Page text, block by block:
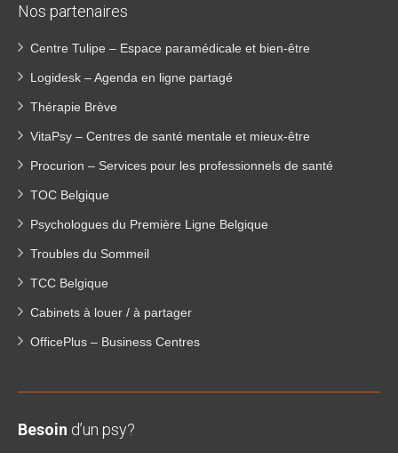
Nos partenaires
Centre Tulipe – Espace paramédicale et bien-être
Logidesk – Agenda en ligne partagé
Thérapie Brève
VitaPsy – Centres de santé mentale et mieux-être
Procurion – Services pour les professionnels de santé
TOC Belgique
Psychologues du Première Ligne Belgique
Troubles du Sommeil
TCC Belgique
Cabinets à louer / à partager
OfficePlus – Business Centres
Besoin d’un psy?